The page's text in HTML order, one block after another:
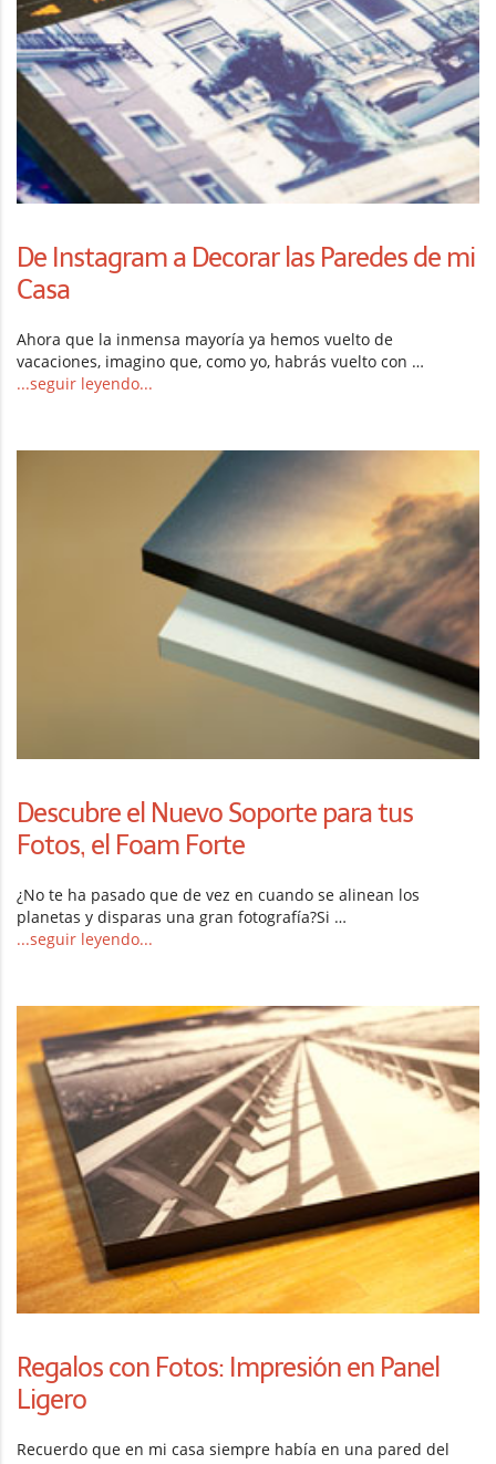
De Instagram a Decorar las Paredes de mi
Casa
Ahora que la inmensa mayoría ya hemos vuelto de
vacaciones, imagino que, como yo, habrás vuelto con …
...seguir leyendo...
Descubre el Nuevo Soporte para tus
Fotos, el Foam Forte
¿No te ha pasado que de vez en cuando se alinean los
planetas y disparas una gran fotografía?Si …
...seguir leyendo...
Regalos con Fotos: Impresión en Panel
Ligero
Recuerdo que en mi casa siempre había en una pared del